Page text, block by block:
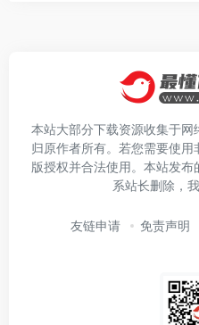
本站大部分下载资源收集于
归原作者所有。若您需要使
版授权并合法使用。本站发
系站长删除，
友链申请 免责声明